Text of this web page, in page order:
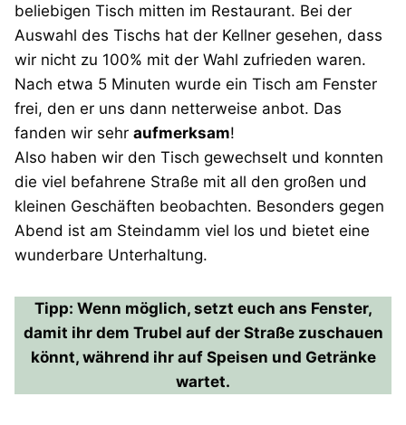
beliebigen Tisch mitten im Restaurant. Bei der
Auswahl des Tischs hat der Kellner gesehen, dass
wir nicht zu 100% mit der Wahl zufrieden waren.
Nach etwa 5 Minuten wurde ein Tisch am Fenster
frei, den er uns dann netterweise anbot. Das
fanden wir sehr aufmerksam!
Also haben wir den Tisch gewechselt und konnten
die viel befahrene Straße mit all den großen und
kleinen Geschäften beobachten. Besonders gegen
Abend ist am Steindamm viel los und bietet eine
wunderbare Unterhaltung.
Tipp: Wenn möglich, setzt euch ans Fenster,
damit ihr dem Trubel auf der Straße zuschauen
könnt, während ihr auf Speisen und Getränke
wartet.